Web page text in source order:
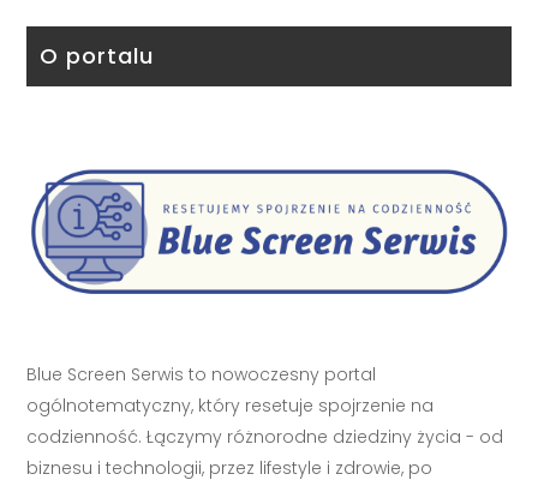
O portalu
Blue Screen Serwis to nowoczesny portal
ogólnotematyczny, który resetuje spojrzenie na
codzienność. Łączymy różnorodne dziedziny życia - od
biznesu i technologii, przez lifestyle i zdrowie, po